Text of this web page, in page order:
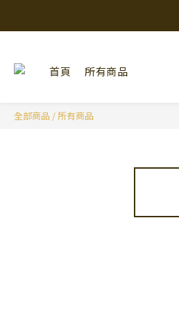
首頁 所有商品
全部商品 / 所有商品